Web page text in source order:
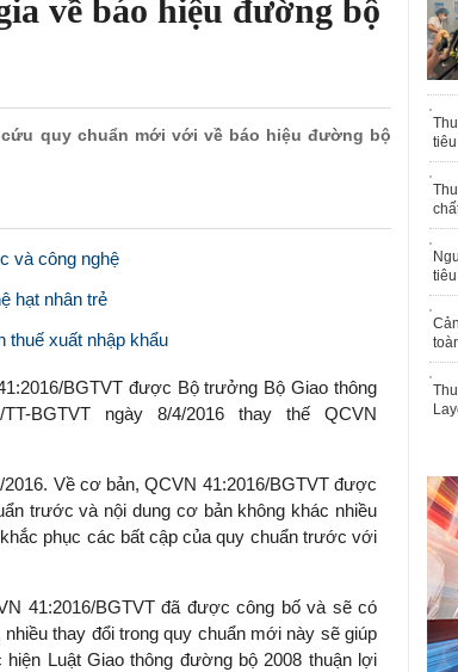
về báo hiệu đường bộ
quy chuẩn mới với về báo hiệu đường bộ
và công nghệ
hạt nhân trẻ
thuế xuất nhập khẩu
BGTVT được Bộ trưởng Bộ Giao thông
BGTVT ngày 8/4/2016 thay thế QCVN
Về cơ bản, QCVN 41:2016/BGTVT được
trước và nội dung cơ bản không khác nhiều
phục các bất cập của quy chuẩn trước với
41:2016/BGTVT đã được công bố và sẽ có
thay đổi trong quy chuẩn mới này sẽ giúp
Luật Giao thông đường bộ 2008 thuận lợi